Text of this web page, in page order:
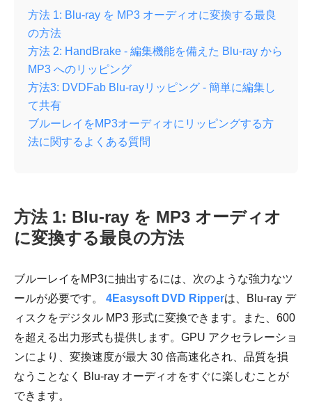
方法 1: Blu-ray を MP3 オーディオに変換する最良
の方法
方法 2: HandBrake - 編集機能を備えた Blu-ray から
MP3 へのリッピング
方法3: DVDFab Blu-rayリッピング - 簡単に編集し
て共有
ブルーレイをMP3オーディオにリッピングする方
法に関するよくある質問
方法 1: Blu-ray を MP3 オーディオ
に変換する最良の方法
ブルーレイをMP3に抽出するには、次のような強力なツ
ールが必要です。 4Easysoft DVD Ripperは、Blu-ray デ
ィスクをデジタル MP3 形式に変換できます。また、600
を超える出力形式も提供します。GPU アクセラレーショ
ンにより、変換速度が最大 30 倍高速化され、品質を損
なうことなく Blu-ray オーディオをすぐに楽しむことが
できます。